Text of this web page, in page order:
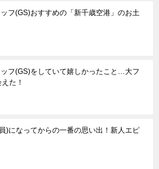
フ(GS)おすすめの「新千歳空港」のお土
フ(GS)をしていて嬉しかったこと…大フ
た！
)になってからの一番の思い出！新人エピ